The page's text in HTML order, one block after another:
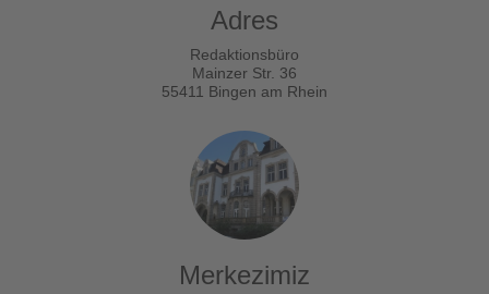
Adres
Redaktionsbüro
Mainzer Str. 36
55411 Bingen am Rhein
Merkezimiz